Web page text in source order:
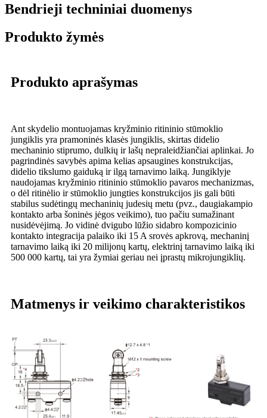
Bendrieji techniniai duomenys
Produkto žymės
Produkto aprašymas
Ant skydelio montuojamas kryžminio ritininio stūmoklio
jungiklis yra pramoninės klasės jungiklis, skirtas didelio
mechaninio stiprumo, dulkių ir lašų nepraleidžiančiai aplinkai. Jo
pagrindinės savybės apima kelias apsaugines konstrukcijas,
didelio tikslumo gaiduką ir ilgą tarnavimo laiką. Jungiklyje
naudojamas kryžminio ritininio stūmoklio pavaros mechanizmas,
o dėl ritinėlio ir stūmoklio jungties konstrukcijos jis gali būti
stabilus sudėtingų mechaninių judesių metu (pvz., daugiakampio
kontakto arba šoninės jėgos veikimo), tuo pačiu sumažinant
nusidėvėjimą. Jo vidinė dvigubo lūžio sidabro kompozicinio
kontakto integracija palaiko iki 15 A srovės apkrovą, mechaninį
tarnavimo laiką iki 20 milijonų kartų, elektrinį tarnavimo laiką iki
500 000 kartų, tai yra žymiai geriau nei įprastų mikrojungiklių.
Matmenys ir veikimo charakteristikos